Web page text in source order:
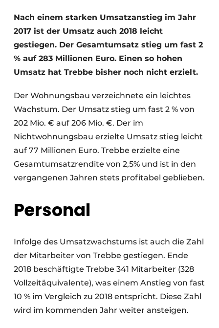
Datenschutz / Cookie-Erklärung
Geschichte Metadaten
Ein Stellenangebot registrieren
Freie Stellen
Videos
Modularer Aufbau
Nach einem starken Umsatzanstieg im Jahr
2017 ist der Umsatz auch 2018 leicht
gestiegen. Der Gesamtumsatz stieg um fast 2
% auf 283 Millionen Euro. Einen so hohen
Umsatz hat Trebbe bisher noch nicht erzielt.
Der Wohnungsbau verzeichnete ein leichtes
Wachstum. Der Umsatz stieg um fast 2 % von
202 Mio. € auf 206 Mio. €. Der im
Nichtwohnungsbau erzielte Umsatz stieg leicht
auf 77 Millionen Euro. Trebbe erzielte eine
Gesamtumsatzrendite von 2,5% und ist in den
vergangenen Jahren stets profitabel geblieben.
Personal
Infolge des Umsatzwachstums ist auch die Zahl
der Mitarbeiter von Trebbe gestiegen. Ende
2018 beschäftigte Trebbe 341 Mitarbeiter (328
Vollzeitäquivalente), was einem Anstieg von fast
10 % im Vergleich zu 2018 entspricht. Diese Zahl
wird im kommenden Jahr weiter ansteigen.